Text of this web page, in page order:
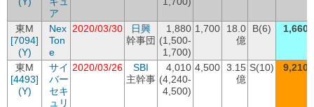
ア
東M
[7094]
(Y)
Nex
Ton
e
2020/03/30
日興
幹事団
1,880
(1,500-
1,700)
1,700
18.0
億
B(6) 1,660
東M
[4493]
(Y)
サイ
バー
セキ
ュリ
2020/03/26
SBI
主幹事
4,010
(4,240-
4,500)
4,500 3.15
億
S(10) 9,210